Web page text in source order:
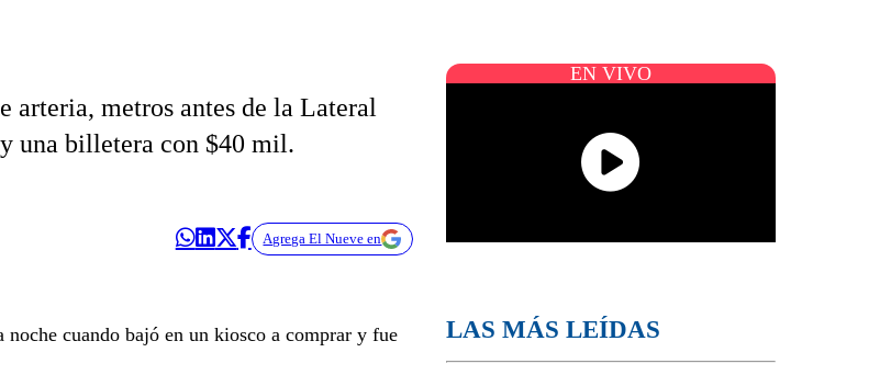
arteria, metros antes de la Lateral
una billetera con $40 mil.
Agrega El Nueve en
noche cuando bajó en un kiosco a comprar y fue
EN VIVO
LAS MÁS LEÍDAS